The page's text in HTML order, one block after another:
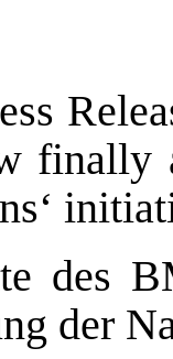
finally
des
der